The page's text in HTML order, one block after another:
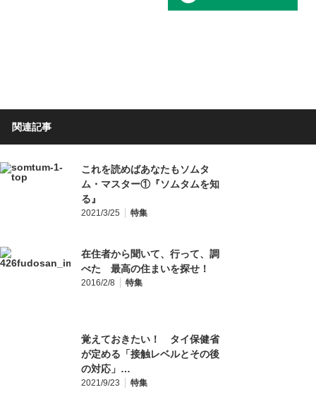
関連記事
これを読めばあなたもソムタ
ム・マスター①『ソムタムを知
る』
2021/3/25 特集
在住者から聞いて、行って、調
べた 最高の住まいを探せ！
2016/2/8 特集
覚えておきたい！ タイ保健省
が定める「接触レベルとその後
の対応」…
2021/9/23 特集